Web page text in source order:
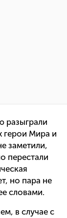
разыграли
герои Мира и
заметили,
перестали
но пара не
словами.
в случае с